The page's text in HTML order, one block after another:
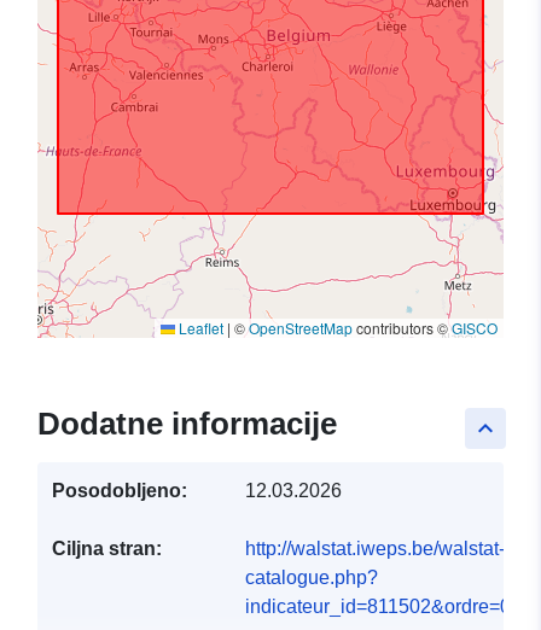
Leaflet | ©OpenStreetMapcontributors ©GISCO
keyboard_arrow_up
Dodatne informacije
Posodobljeno: 12.03.2026
Ciljna stran:
http://walstat.iweps.be/walstat-
catalogue.php?
indicateur_id=811502&ordre=0#